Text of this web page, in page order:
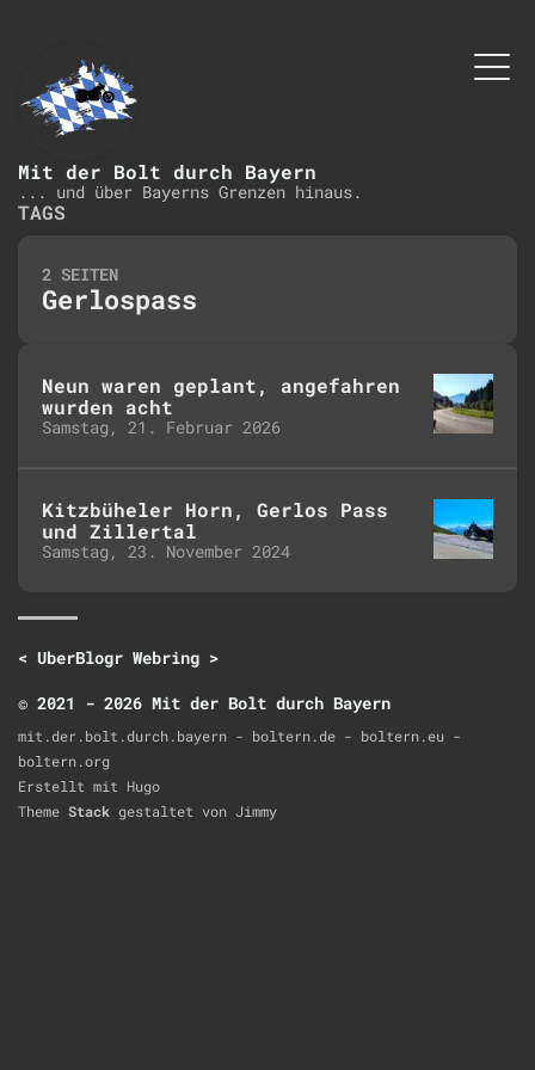
Mit der Bolt durch Bayern
... und über Bayerns Grenzen hinaus.
TAGS
2 SEITEN
Gerlospass
Neun waren geplant, angefahren
wurden acht
Samstag, 21. Februar 2026
Kitzbüheler Horn, Gerlos Pass
und Zillertal
Samstag, 23. November 2024
< UberBlogr Webring >
© 2021 - 2026 Mit der Bolt durch Bayern
mit.der.bolt.durch.bayern - boltern.de - boltern.eu -
boltern.org
Erstellt mit Hugo
Theme Stack gestaltet von Jimmy